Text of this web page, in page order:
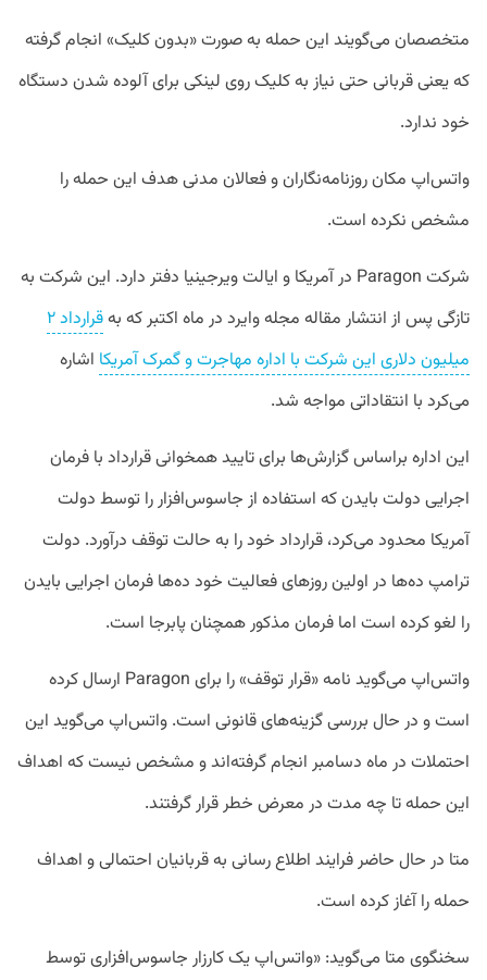
متخصصان می‌گویند این حمله به صورت «بدون کلیک» انجام گرفته
که یعنی قربانی حتی نیاز به کلیک روی لینکی برای آلوده شدن دستگاه
خود ندارد.
واتس‌اپ مکان روزنامه‌نگاران و فعالان مدنی هدف این حمله را
مشخص نکرده است.
شرکت Paragon در آمریکا و ایالت ویرجینیا دفتر دارد. این شرکت به
تازگی پس از انتشار مقاله مجله وایرد در ماه اکتبر که به
قرارداد ۲
میلیون دلاری این شرکت با اداره مهاجرت و گمرک آمریکا اشاره
می‌کرد با انتقاداتی مواجه شد.
این اداره براساس گزارش‌ها برای تایید همخوانی قرارداد با فرمان
اجرایی دولت بایدن که استفاده از جاسوس‌افزار را توسط دولت
آمریکا محدود می‌کرد، قرارداد خود را به حالت توقف درآورد. دولت
ترامپ ده‌ها در اولین روزهای فعالیت خود ده‌ها فرمان اجرایی بایدن
را لغو کرده است اما فرمان مذکور همچنان پابرجا است.
واتس‌اپ می‌گوید نامه «قرار توقف» را برای Paragon ارسال کرده
است و در حال بررسی گزینه‌های قانونی است. واتس‌اپ می‌گوید این
احتملات در ماه دسامبر انجام گرفته‌اند و مشخص نیست که اهداف
این حمله تا چه مدت در معرض خطر قرار گرفتند.
متا در حال حاضر فرایند اطلاع رسانی به قربانیان احتمالی و اهداف
حمله را آغاز کرده است.
سخنگوی متا می‌‌گوید: «واتس‌اپ یک کارزار جاسوس‌افزاری توسط